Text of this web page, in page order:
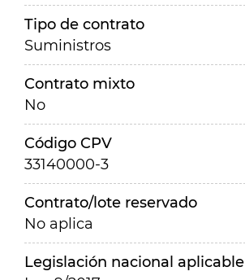
Tipo de contrato
Suministros
Contrato mixto
No
Código CPV
33140000-3
Contrato/lote reservado
No aplica
Legislación nacional aplicable